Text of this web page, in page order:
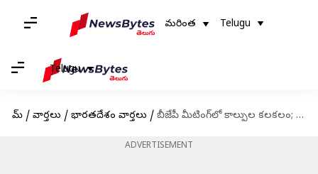
మరింత Telugu
Telugu
హోమ్ / వార్తలు / భారతదేశం వార్తలు / బీజేపీ మీటింగ్‌లో కాల్పుల కలకలం; కార్యకర్తకు గాయాలు
ADVERTISEMENT